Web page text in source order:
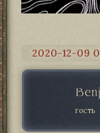
2020-12-09
гость